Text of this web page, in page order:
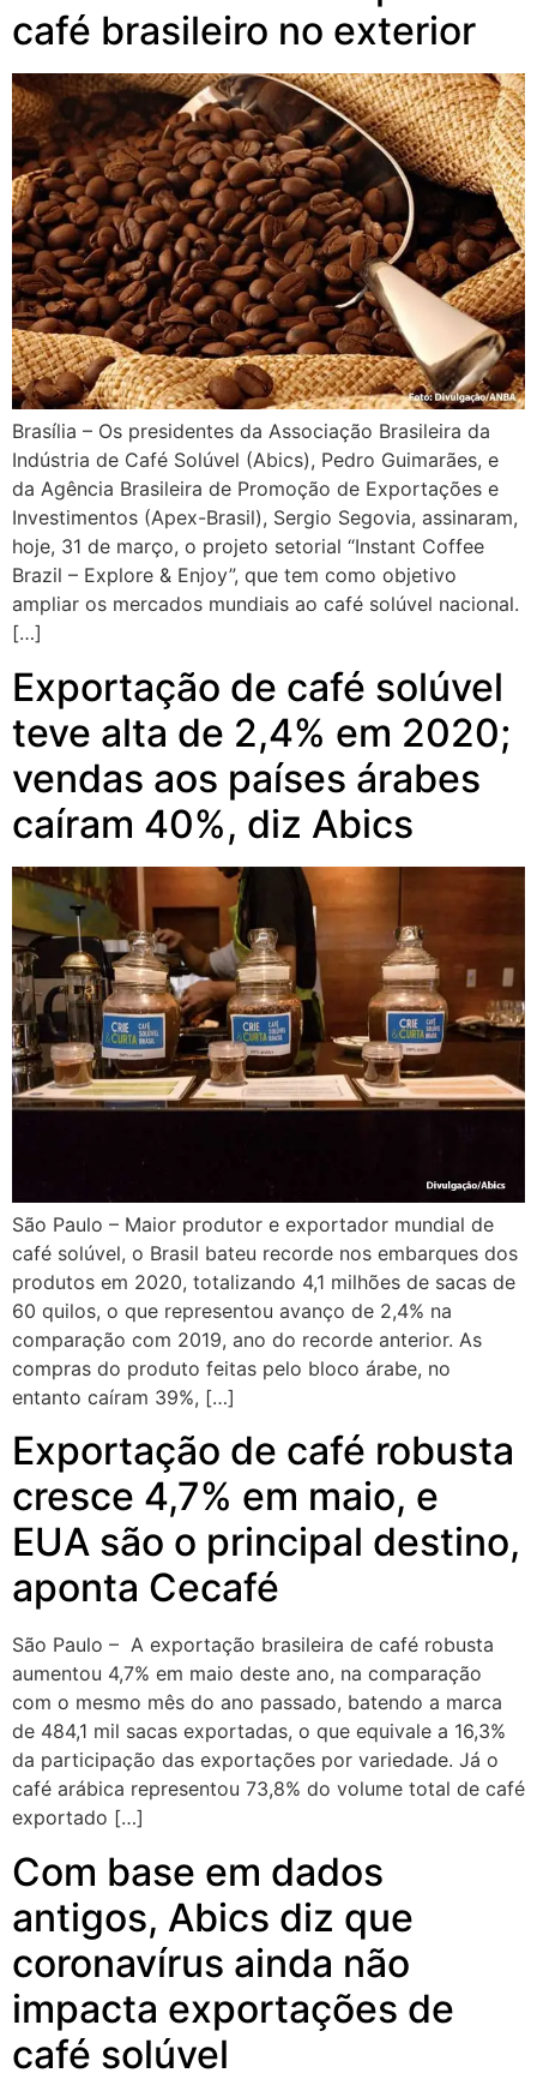
café brasileiro no exterior
Brasília – Os presidentes da Associação Brasileira da
Indústria de Café Solúvel (Abics), Pedro Guimarães, e
da Agência Brasileira de Promoção de Exportações e
Investimentos (Apex-Brasil), Sergio Segovia, assinaram,
hoje, 31 de março, o projeto setorial “Instant Coffee
Brazil – Explore & Enjoy”, que tem como objetivo
ampliar os mercados mundiais ao café solúvel nacional.
[…]
Exportação de café solúvel
teve alta de 2,4% em 2020;
vendas aos países árabes
caíram 40%, diz Abics
São Paulo – Maior produtor e exportador mundial de
café solúvel, o Brasil bateu recorde nos embarques dos
produtos em 2020, totalizando 4,1 milhões de sacas de
60 quilos, o que representou avanço de 2,4% na
comparação com 2019, ano do recorde anterior. As
compras do produto feitas pelo bloco árabe, no
entanto caíram 39%, […]
Exportação de café robusta
cresce 4,7% em maio, e
EUA são o principal destino,
aponta Cecafé
São Paulo – A exportação brasileira de café robusta
aumentou 4,7% em maio deste ano, na comparação
com o mesmo mês do ano passado, batendo a marca
de 484,1 mil sacas exportadas, o que equivale a 16,3%
da participação das exportações por variedade. Já o
café arábica representou 73,8% do volume total de café
exportado […]
Com base em dados
antigos, Abics diz que
coronavírus ainda não
impacta exportações de
café solúvel